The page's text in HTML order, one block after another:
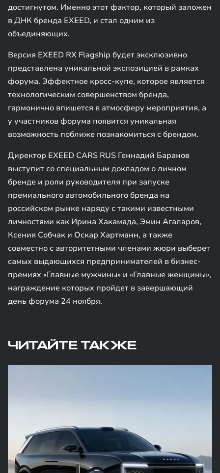
достигнутом. Именно этот фактор, который заложен
в ДНК бренда EXEED, и стал одним из
объединяющих.
Версия EXEED RX Flagship будет эксклюзивно
представлена уникальной экспозицией в рамках
форума. Эффектное кросс-купе, которое является
технологическим совершенством бренда,
гармонично впишется в атмосферу мероприятия, а
у участников форума появится уникальная
возможность поближе познакомиться с брендом.
Директор EXEED CARS RUS Геннадий Баранов
выступит со специальным докладом о личном
бренде и роли руководителя при запуске
премиального автомобильного бренда на
российском рынке наряду с такими известными
личностями как Ирина Хакамада, Эмин Агаларов,
Ксения Собчак и Оскар Хартманн, а также
совместно с авторитетными членами жюри выберет
самых выдающихся предпринимателей в бизнес-
премиях «Главные мужчины» и «Главные женщины»,
награждение которых пройдет в завершающий
день форума 24 ноября.
ЧИТАЙТЕ ТАКЖЕ